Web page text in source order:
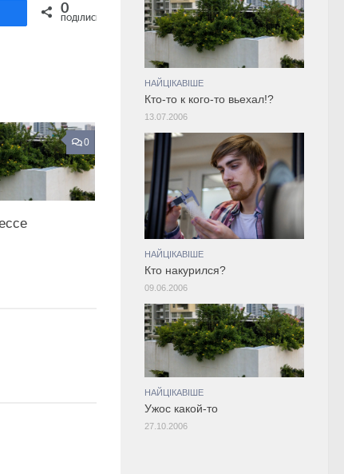
on Twitter 0
ПОДІЛИСЬ
0
НАЙЦІКАВІШЕ
Кто-то к кого-то вьехал!?
13.07.2006
НАЙЦІКАВІШЕ
Кто накурился?
09.06.2006
НАЙЦІКАВІШЕ
Ужос какой-то
27.10.2006